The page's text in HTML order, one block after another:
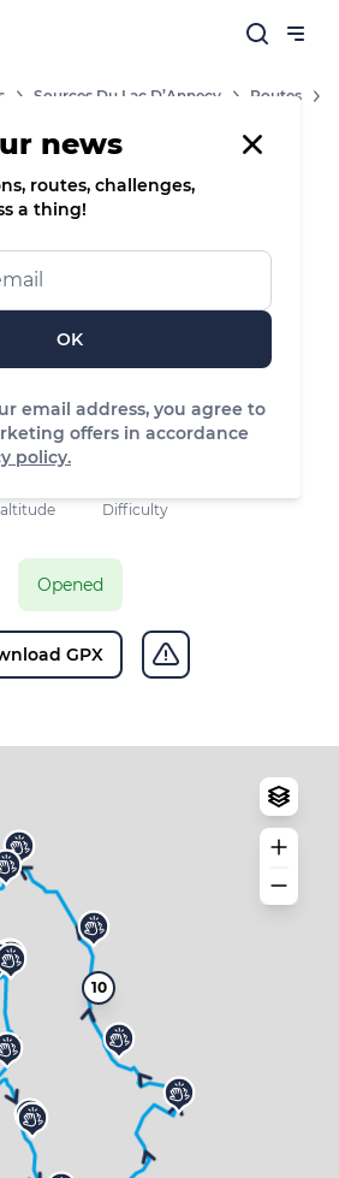
news
routes, challenges,
a thing!
OK
email address, you agree to
offers in accordance
policy.
Sources Du Lac D’Annecy Routes
Hiking Handi'Spot
231 m 234 m
altitude Difficulty
Opened
GPX
10